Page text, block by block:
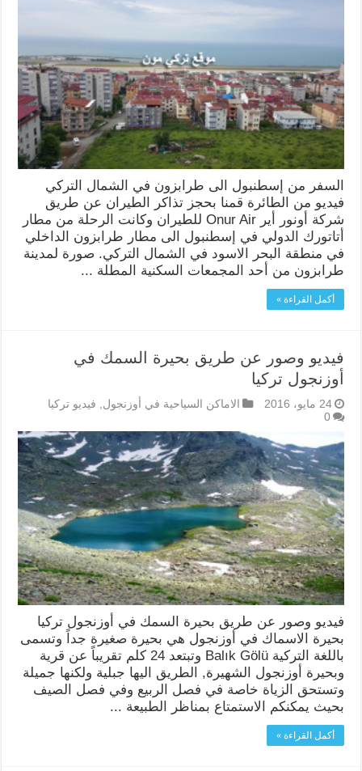
السفر من إسطنبول الى طرابزون في الشمال التركي
فيديو من الطائرة قمنا بحجز تذاكر الطيران عن طريق
شركة أونور أير Onur Air للطيران وكانت الرحلة من مطار
أتاتورك الدولي في إسطنبول الى مطار طرابزون الداخلي
في منطقة البحر الاسود في الشمال التركي. صورة لمدينة
طرابزون من أحد المجمعات السكنية المطلة ...
أكمل القراءة »
فيديو وصور عن طريق بحيرة السمك في
أوزنجول تركيا
24 مايو، 2016 الاماكن السياحية في أوزنجول
فيديو تركيا
0
فيديو وصور عن طريق بحيرة السمك في أوزنجول تركيا
بحيرة الاسماك في أوزنجول هي بحيرة صغيرة جداً وتسمى
باللغة التركية Balık Gölü وتبتعد 24 كلم تقريباً عن قرية
وبحيرة أوزنجول الشهيرة, الطريق اليها جبلية ولكنها جميلة
وتستحق الزياة خاصة في فصل الربيع وفي فصل الصيف
بحيث يمكنكم الاستمتاع بمناظر الطبيعة ...
أكمل القراءة »